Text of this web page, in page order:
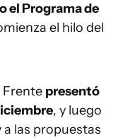
el Programa de
el hilo del
Frente presentó
, y luego
las propuestas